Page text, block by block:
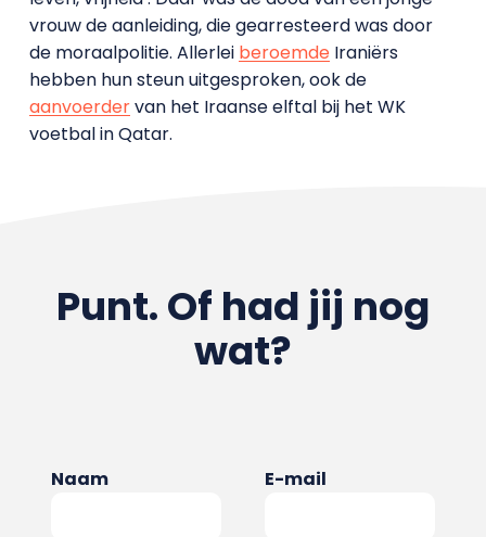
vrouw de aanleiding, die gearresteerd was door
de moraalpolitie. Allerlei beroemdeIraniërs
hebben hun steun uitgesproken, ook de
aanvoerdervan het Iraanse elftal bij het WK
voetbal in Qatar.
Punt. Of had jij nog
wat?
Naam E-mail